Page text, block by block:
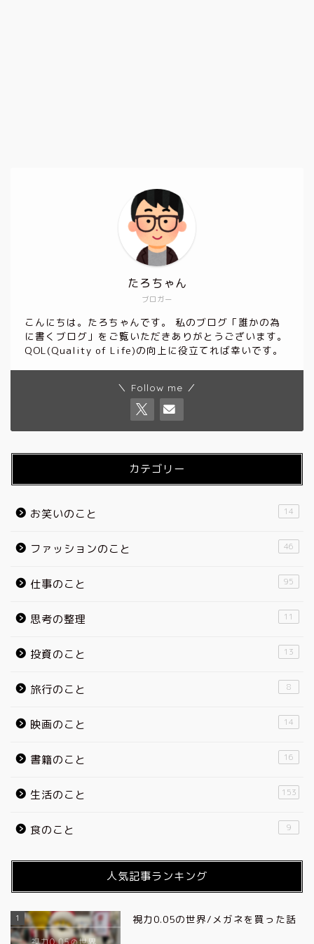
ブロガー
たろちゃん
こんにちは。たろちゃんです。 私のブログ「誰かの為
に書くブログ」をご覧いただきありがとうございます。
QOL(Quality of Life)の向上に役立てれば幸いです。
＼ Follow me ／
カテゴリー
お笑いのこと 14
ファッションのこと 46
仕事のこと 95
思考の整理 11
投資のこと 13
旅行のこと 8
映画のこと 14
書籍のこと 16
生活のこと 153
食のこと 9
人気記事ランキング
1 視力0.05の世界/メガネを買った話